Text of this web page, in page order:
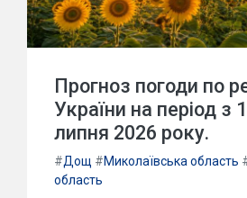
Прогноз погоди по
України на період з
липня 2026 року.
#Дощ #Миколаївська область
область